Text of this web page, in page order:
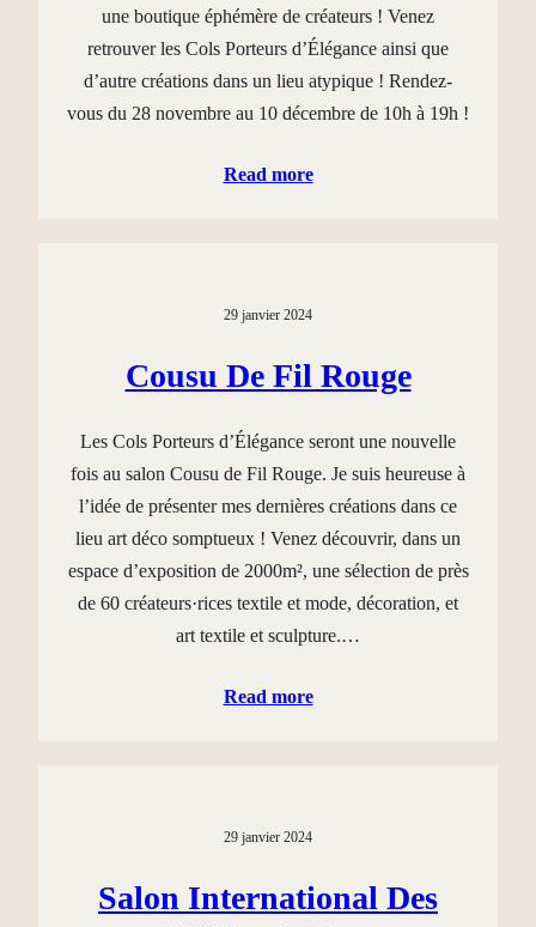
une boutique éphémère de créateurs ! Venez
retrouver les Cols Porteurs d’Élégance ainsi que
d’autre créations dans un lieu atypique ! Rendez-
vous du 28 novembre au 10 décembre de 10h à 19h !
Read more
29 janvier 2024
Cousu De Fil Rouge
Les Cols Porteurs d’Élégance seront une nouvelle
fois au salon Cousu de Fil Rouge. Je suis heureuse à
l’idée de présenter mes dernières créations dans ce
lieu art déco somptueux ! Venez découvrir, dans un
espace d’exposition de 2000m², une sélection de près
de 60 créateurs·rices textile et mode, décoration, et
art textile et sculpture.…
Read more
29 janvier 2024
Salon International Des